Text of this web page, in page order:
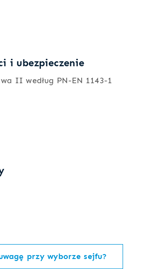
i ubezpieczenie
II według PN-EN 1143-1
przy wyborze sejfu?